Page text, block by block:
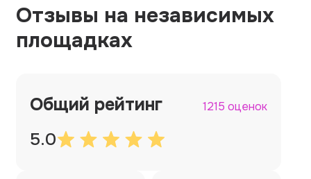
Отзывы на независимых
площадках
Общий рейтинг 1215 оценок
5.0